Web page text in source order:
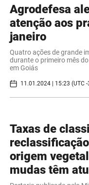
Agrodefesa
atenção aos
janeiro
Quatro ações de grande
durante o primeiro mês
em Goiás
11.01.2024 | 15:23 (UTC -
Taxas de
origem
mudas têm